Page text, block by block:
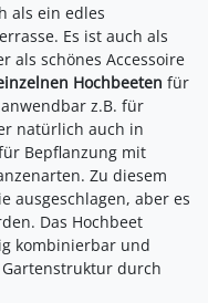
als ein edles
Es ist auch als
als schönes Accessoire
Hochbeeten für
z.B. für
natürlich auch in
Bepflanzung mit
Zu diesem
ausgeschlagen, aber es
Das Hochbeet
kombinierbar und
durch